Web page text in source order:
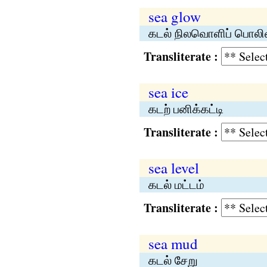
sea glow
கடல் நிலவொளிப்
Transliterate :
sea ice
கடற் பனிக்கட்டி
Transliterate :
sea level
கடல் மட்டம்
Transliterate :
sea mud
கடல் சேறு